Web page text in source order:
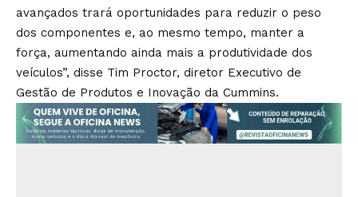
avançados trará oportunidades para reduzir o peso
dos componentes e, ao mesmo tempo, manter a
força, aumentando ainda mais a produtividade dos
veículos”, disse Tim Proctor, diretor Executivo de
Gestão de Produtos e Inovação da Cummins.